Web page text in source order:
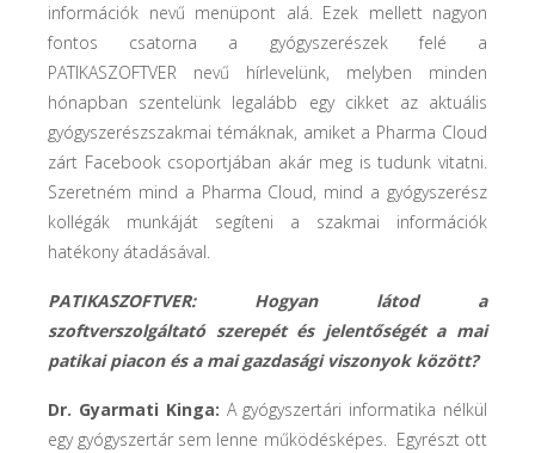
információk nevű menüpont alá. Ezek mellett nagyon
fontos csatorna a gyógyszerészek felé a
PATIKASZOFTVER nevű hírlevelünk, melyben minden
hónapban szentelünk legalább egy cikket az aktuális
gyógyszerészszakmai témáknak, amiket a Pharma Cloud
zárt Facebook csoportjában akár meg is tudunk vitatni.
Szeretném mind a Pharma Cloud, mind a gyógyszerész
kollégák munkáját segíteni a szakmai információk
hatékony átadásával.
PATIKASZOFTVER: Hogyan látod a
szoftverszolgáltató szerepét és jelentőségét a mai
patikai piacon és a mai gazdasági viszonyok között?
Dr. Gyarmati Kinga: A gyógyszertári informatika nélkül
egy gyógyszertár sem lenne működésképes. Egyrészt ott